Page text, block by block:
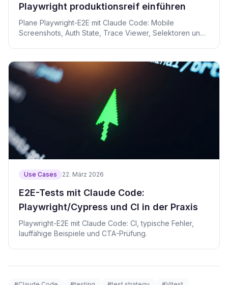
Playwright produktionsreif einführen
Plane Playwright-E2E mit Claude Code: Mobile
Screenshots, Auth State, Trace Viewer, Selektoren und
Use Cases 22. März 2026
E2E-Tests mit Claude Code:
Playwright/Cypress und CI in der Praxis
Playwright-E2E mit Claude Code: CI, typische Fehler,
lauffähige Beispiele und CTA-Prüfung.